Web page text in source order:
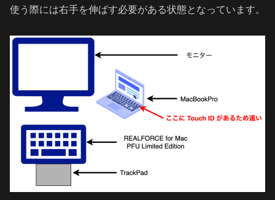
使う際には右手を伸ばす必要がある状態となっています。